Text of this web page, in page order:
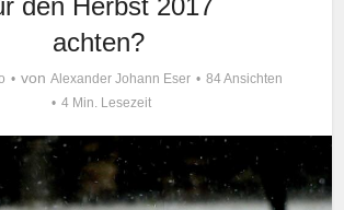
den Herbst 2017
achten?
von Alexander Johann Eser
84 Ansichten
4 Min. Lesezeit